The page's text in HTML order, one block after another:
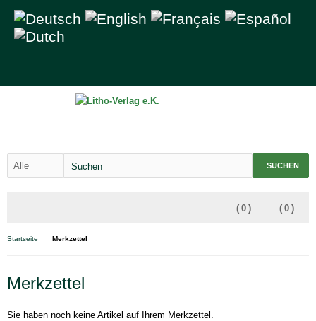
SUCHEN
( 0 )
( 0 )
Startseite Merkzettel
Merkzettel
Sie haben noch keine Artikel auf Ihrem Merkzettel.